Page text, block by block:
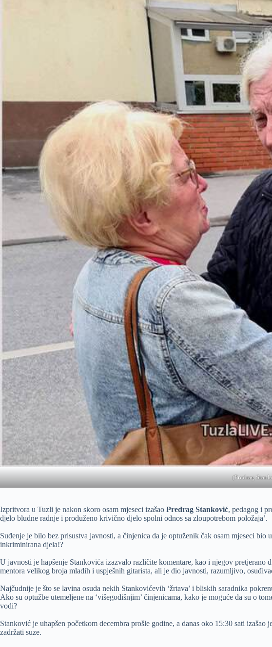
(Predrag
Izpritvora u Tuzli je nakon skoro osam mjeseci izašao Predrag Stanković, pedagog i
djelo bludne radnje i produženo krivično djelo spolni odnos sa zloupotrebom položaja’.
Suđenje je bilo bez prisustva javnosti, a činjenica da je optuženik čak osam mjeseci
inkriminirana djela!?
U javnosti je hapšenje Stankovića izazvalo različite komentare, kao i njegov
mentora velikog broja mladih i uspješnih gitarista, ali je dio javnosti, razumljivo,
Najčudnije je što se lavina osuda nekih Stankovićevih ‘žrtava’ i bliskih saradnika
Ako su optužbe utemeljene na ‘višegodišnjim’ činjenicama, kako je moguće da su o
vodi?
Stanković je uhapšen početkom decembra prošle godine, a danas oko 15:30 sati izašao
zadržati suze.